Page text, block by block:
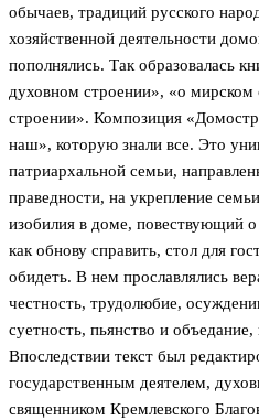
обычаев, традиций русского
хозяйственной деятельности
пополнялись. Так образовалась
духовном строении», «о
строении». Композиция
наш», которую знали все. Это
патриархальной семьи,
праведности, на укрепление
изобилия в доме, повествующий
как обнову справить, стол для
обидеть. В нем прославлялись
честность, трудолюбие,
суетность, пьянство и объедание,
Впоследствии текст был
государственным деятелем,
священником Кремлевского